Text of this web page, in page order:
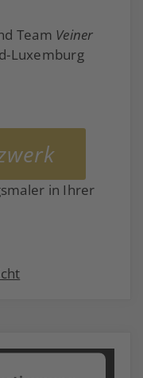
Team Veiner
Luxemburg
in Ihrer